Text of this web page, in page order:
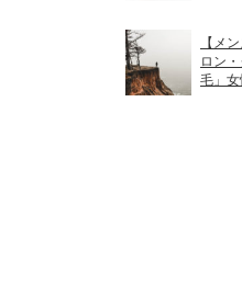
【メ
ロン
毛」女